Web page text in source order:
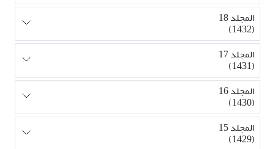
المجلد 18
(1432)
المجلد 17
(1431)
المجلد 16
(1430)
المجلد 15
(1429)